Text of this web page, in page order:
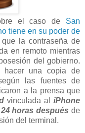
el caso de San
tiene en su poder de
que la contraseña de
en remoto mientras
del gobierno.
hacer una copia de
las fuentes de
a la prensa que
vinculada aliPhone
24 horas despuésde
del terminal.